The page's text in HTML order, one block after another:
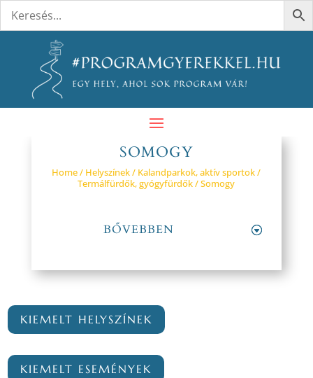
SOMOGY
Home/ Helyszínek/ Kalandparkok, aktív sportok/
Termálfürdők, gyógyfürdők/ Somogy
BŐVEBBEN
KIEMELT HELYSZÍNEK
KIEMELT ESEMÉNYEK